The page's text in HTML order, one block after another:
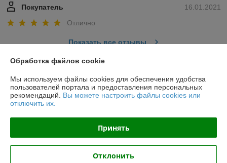
16.01.2021
Покупатель
Отлично
Показать все отзывы
О нас
Контакты
График работы
Обработка файлов cookie
Мы используем файлы cookies для обеспечения удобства
пользователей портала и предоставления персональных
рекомендаций. Вы можете настроить файлы cookies или
отключить их.
Принять
Отклонить